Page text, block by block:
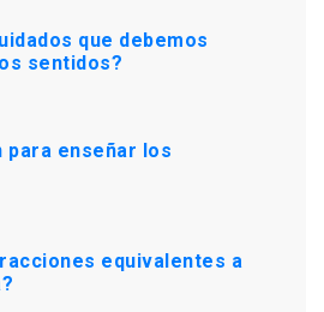
que debemos
sentidos?
para enseñar los
equivalentes a